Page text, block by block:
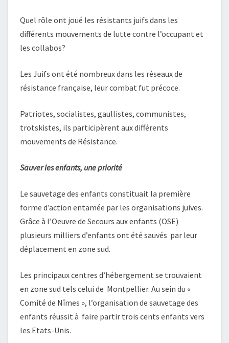
Quel rôle ont joué les résistants juifs dans les
différents mouvements de lutte contre l’occupant et
les collabos?
Les Juifs ont été nombreux dans les réseaux de
résistance française, leur combat fut précoce.
Patriotes, socialistes, gaullistes, communistes,
trotskistes, ils participèrent aux différents
mouvements de Résistance.
Sauver les enfants, une priorité
Le sauvetage des enfants constituait la première
forme d’action entamée par les organisations juives.
Grâce à l’Oeuvre de Secours aux enfants (OSE)
plusieurs milliers d’enfants ont été sauvés par leur
déplacement en zone sud.
Les principaux centres d’hébergement se trouvaient
en zone sud tels celui de Montpellier. Au sein du «
Comité de Nîmes », l’organisation de sauvetage des
enfants réussit à faire partir trois cents enfants vers
les Etats-Unis.